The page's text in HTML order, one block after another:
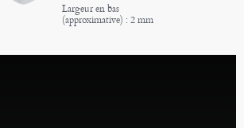
Largeur en bas
(approximative) : 2 mm